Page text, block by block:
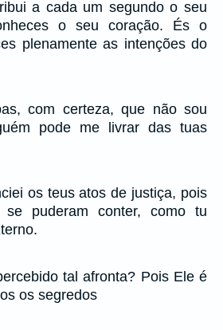
a cada um segundo o seu
o seu coração. És o
plenamente as intenções do
com certeza, que não sou
pode me livrar das tuas
os teus atos de justiça, pois
puderam conter, como tu
tal afronta? Pois Ele é
os segredos